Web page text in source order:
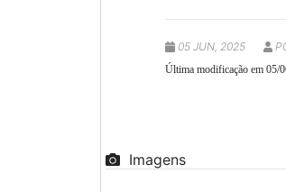
05 JUN, 2025
Última modificação em 05/
Imagens